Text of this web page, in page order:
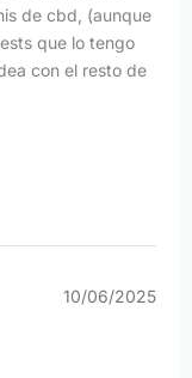
de cbd, (aunque
que lo tengo
con el resto de
10/06/2025